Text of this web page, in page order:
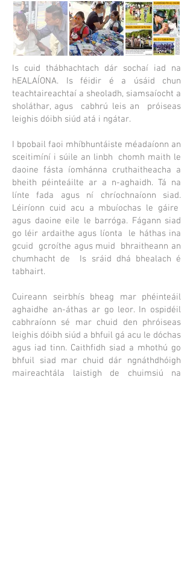
Is cuid thábhachtach dár sochaí iad na
hEALAÍONA. Is féidir é a úsáid chun
teachtaireachtaí a sheoladh, siamsaíocht a
sholáthar, agus
cabhrú leis an
próiseas
leighis dóibh siúd atá i ngátar.
I bpobail faoi mhíbhuntáiste méadaíonn an
sceitimíní i súile an linbh
chomh maith le
daoine fásta íomhánna cruthaitheacha a
bheith péinteáilte ar a n-aghaidh. Tá na
línte fada agus ní chríochnaíonn siad.
Léiríonn cuid acu a mbuíochas le gáire
agus daoine eile le barróga. Fágann siad
go léir ardaithe agus líonta
le háthas ina
gcuid
gcroíthe agus muid
bhraitheann an
chumhacht de
Is sráid dhá bhealach é
tabhairt.
Cuireann seirbhís bheag mar phéinteáil
aghaidhe an-áthas ar go leor. In ospidéil
cabhraíonn sé mar chuid den phróiseas
leighis dóibh siúd a bhfuil gá acu le dóchas
agus iad tinn. Caithfidh siad a mhothú go
bhfuil siad mar chuid dár ngnáthdhóigh
maireachtála laistigh de chuimsiú na